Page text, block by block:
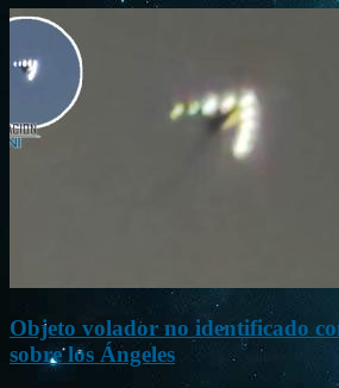
Objeto volador no identificado
sobre los Ángeles